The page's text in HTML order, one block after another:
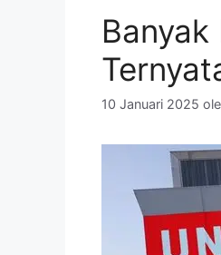
10 Januari 2025